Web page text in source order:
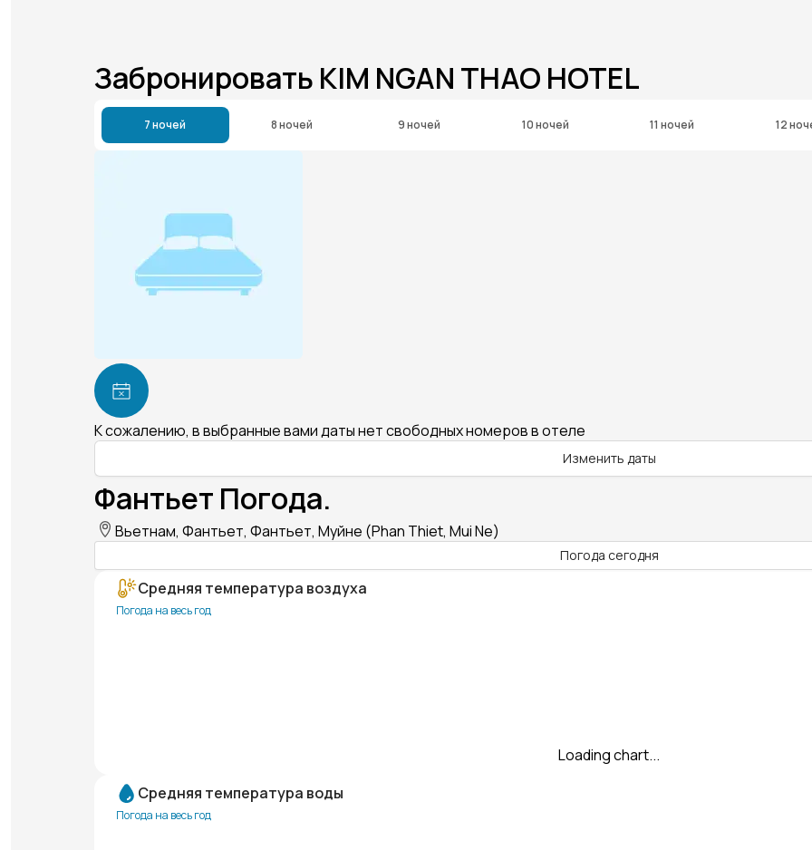
Забронировать KIM NGAN THAO HOTEL
7 ночей 8 ночей 9 ночей 10 ночей 11 ночей 12
К сожалению, в выбранные вами даты нет свободных номеров в отеле
Изменить даты
Фантьет Погода.
Вьетнам, Фантьет, Фантьет, Муйне (Phan Thiet, Mui Ne)
Погода сегодня
Средняя температура воздуха
Погода на весь год
Loading chart...
Средняя температура воды
Погода на весь год